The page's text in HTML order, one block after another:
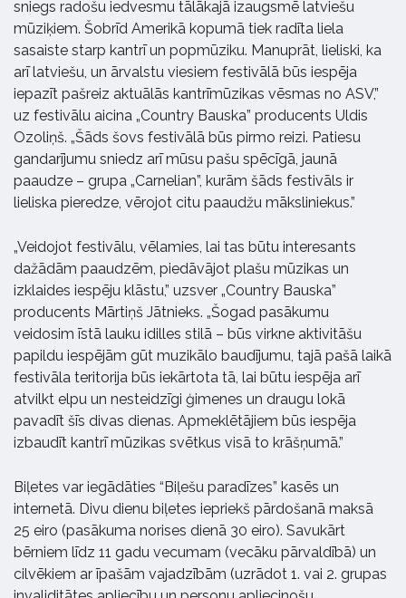
sniegs radošu iedvesmu tālākajā izaugsmē latviešu
mūziķiem. Šobrīd Amerikā kopumā tiek radīta liela
sasaiste starp kantrī un popmūziku. Manuprāt, lieliski, ka
arī latviešu, un ārvalstu viesiem festivālā būs iespēja
iepazīt pašreiz aktuālās kantrīmūzikas vēsmas no ASV,”
uz festivālu aicina „Country Bauska” producents Uldis
Ozoliņš. „Šāds šovs festivālā būs pirmo reizi. Patiesu
gandarījumu sniedz arī mūsu pašu spēcīgā, jaunā
paaudze – grupa „Carnelian”, kurām šāds festivāls ir
lieliska pieredze, vērojot citu paaudžu māksliniekus.”
„Veidojot festivālu, vēlamies, lai tas būtu interesants
dažādām paaudzēm, piedāvājot plašu mūzikas un
izklaides iespēju klāstu,” uzsver „Country Bauska”
producents Mārtiņš Jātnieks. „Šogad pasākumu
veidosim īstā lauku idilles stilā – būs virkne aktivitāšu
papildu iespējām gūt muzikālo baudījumu, tajā pašā laikā
festivāla teritorija būs iekārtota tā, lai būtu iespēja arī
atvilkt elpu un nesteidzīgi ģimenes un draugu lokā
pavadīt šīs divas dienas. Apmeklētājiem būs iespēja
izbaudīt kantrī mūzikas svētkus visā to krāšņumā.”
Biļetes var iegādāties “Biļešu paradīzes” kasēs un
internetā. Divu dienu biļetes iepriekš pārdošanā maksā
25 eiro (pasākuma norises dienā 30 eiro). Savukārt
bērniem līdz 11 gadu vecumam (vecāku pārvaldībā) un
cilvēkiem ar īpašām vajadzībām (uzrādot 1. vai 2. grupas